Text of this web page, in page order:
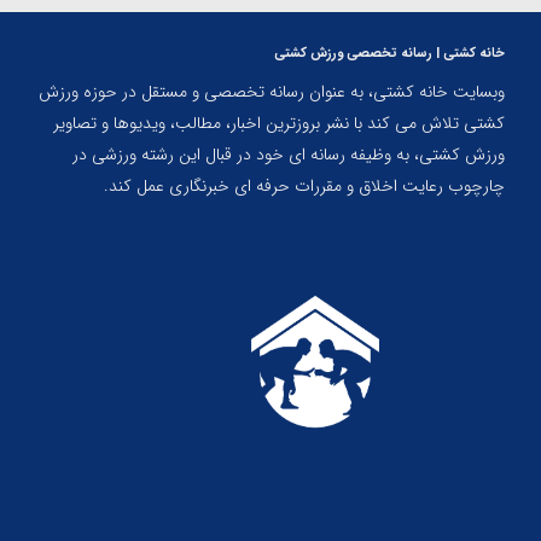
خانه کشتی | رسانه تخصصی ورزش کشتی
وبسایت خانه کشتی، به عنوان رسانه تخصصی و مستقل در حوزه ورزش
کشتی تلاش می کند با نشر بروزترین اخبار، مطالب، ویدیوها و تصاویر
ورزش کشتی، به وظیفه رسانه ای خود در قبال این رشته ورزشی در
چارچوب رعایت اخلاق و مقررات حرفه ای خبرنگاری عمل کند.